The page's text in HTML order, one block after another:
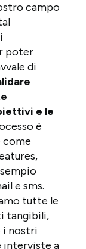
campo
poter
di
e le
è
come
e sms.
tutte le
tangibili,
i nostri
interviste a